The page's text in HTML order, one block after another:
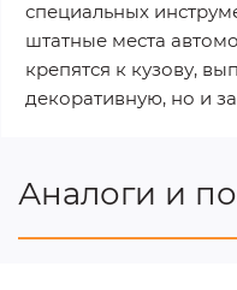
специальных
штатные места
крепятся к кузову,
декоративную, но и
Аналоги и